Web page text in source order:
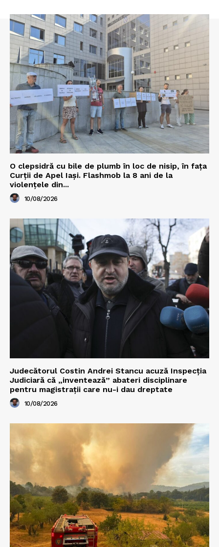
O clepsidră cu bile de plumb în loc de nisip, în fața
Curții de Apel Iași. Flashmob la 8 ani de la
violențele din...
10/08/2026
Judecătorul Costin Andrei Stancu acuză Inspecția
Judiciară că „inventează” abateri disciplinare
pentru magistrații care nu-i dau dreptate
10/08/2026